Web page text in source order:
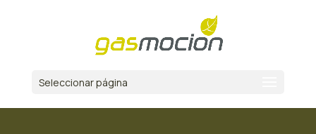
Seleccionar página